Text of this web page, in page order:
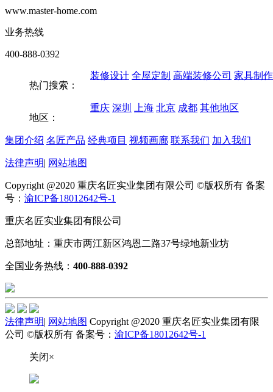
www.master-home.com
业务热线
400-888-0392
热门搜索：
装修设计 全屋定制 高端装修公司 家具制
地区：
重庆 深圳 上海 北京 成都 其他地区
集团介绍 名匠产品 经典项目 视频画廊 联系我们 加入我们
法律声明| 网站地图
Copyright @2020 重庆名匠实业集团有限公司 ©版权所有 备案
号： 渝ICP备18012642号-1
重庆名匠实业集团有限公司
总部地址：重庆市两江新区鸿恩二路37号绿地新业坊
全国业务热线： 400-888-0392
法律声明| 网站地图 Copyright @2020 重庆名匠实业集团有限
公司 ©版权所有 备案号： 渝ICP备18012642号-1
关闭×